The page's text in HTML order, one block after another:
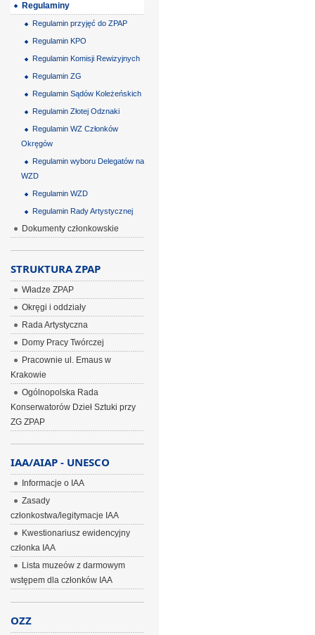
Regulaminy
Regulamin przyjęć do ZPAP
Regulamin KPO
Regulamin Komisji Rewizyjnych
Regulamin ZG
Regulamin Sądów Koleżeńskich
Regulamin Złotej Odznaki
Regulamin WZ Członków
Okręgów
Regulamin wyboru Delegatów na
WZD
Regulamin WZD
Regulamin Rady Artystycznej
Dokumenty członkowskie
STRUKTURA ZPAP
Władze ZPAP
Okręgi i oddziały
Rada Artystyczna
Domy Pracy Twórczej
Pracownie ul. Emaus w
Krakowie
Ogólnopolska Rada
Konserwatorów Dzieł Sztuki przy
ZG ZPAP
IAA/AIAP - UNESCO
Informacje o IAA
Zasady
członkostwa/legitymacje IAA
Kwestionariusz ewidencyjny
członka IAA
Lista muzeów z darmowym
wstępem dla członków IAA
OZZ